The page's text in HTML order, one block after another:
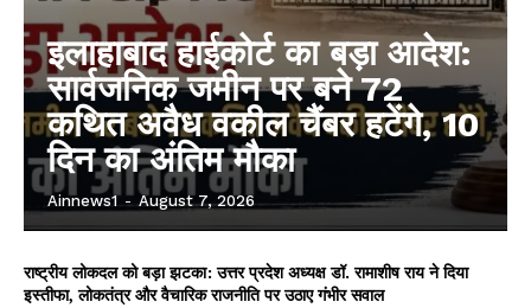
इलाहाबाद हाईकोर्ट का बड़ा आदेश:
सार्वजनिक जमीन पर बने 72
कथित अवैध वकील चैंबर हटेंगे, 10
दिन का अंतिम मौका
Ainnews1 - August 7, 2026
राष्ट्रीय लोकदल को बड़ा झटका: उत्तर प्रदेश अध्यक्ष डॉ. रामाशीष राय ने दिया
इस्तीफा, लोकतंत्र और वैचारिक राजनीति पर उठाए गंभीर सवाल